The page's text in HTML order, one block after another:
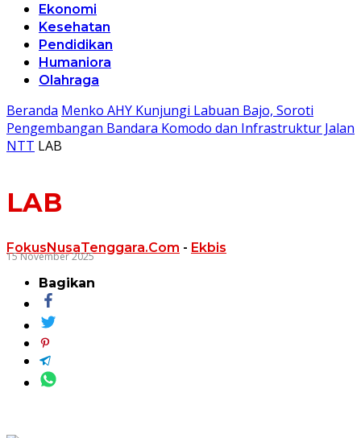
Ekonomi
Kesehatan
Pendidikan
Humaniora
Olahraga
Beranda Menko AHY Kunjungi Labuan Bajo, Soroti
Pengembangan Bandara Komodo dan Infrastruktur Jalan
NTT LAB
LAB
FokusNusaTenggara.Com - Ekbis
15 November 2025
Bagikan